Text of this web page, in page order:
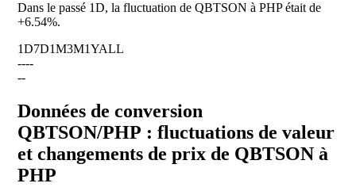
Dans le passé 1D, la fluctuation de QBTSON à PHP était de
+6.54%.
1D7D1M3M1YALL
----
--
Données de conversion
QBTSON/PHP : fluctuations de valeur
et changements de prix de QBTSON à
PHP